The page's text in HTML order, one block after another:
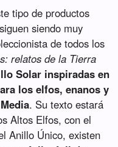
tipo de productos
siendo muy
de todos los
relatos de la Tierra
Solar inspiradas en
los elfos, enanos y
. Su texto estará
Altos Elfos, con el
Anillo Único, existen